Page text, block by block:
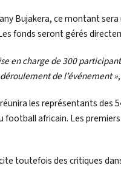
Bujakera, ce montant
fonds seront gérés
en charge de 300
de l’événement »
réunira les représentants
football africain. Les
toutefois des critiques